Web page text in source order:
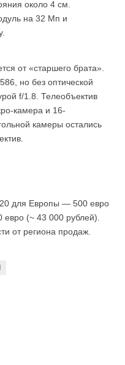
около 4 см.
на 32 Мп и
от «старшего брата».
но без оптической
f/1.8. Телеобъектив
камера и 16-
камеры остались
для Европы — 500 евро
(~ 43 000 рублей).
от региона продаж.